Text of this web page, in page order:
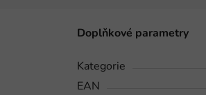
Doplňkové parametry
Kategorie
EAN